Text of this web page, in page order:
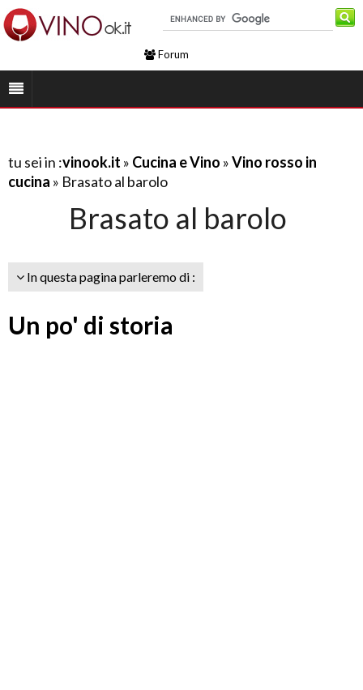
Forum
tu sei in :vinook.it » Cucina e Vino »Vino rosso in
cucina » Brasato al barolo
Brasato al barolo
In questa pagina parleremo di :
Un po' di storia